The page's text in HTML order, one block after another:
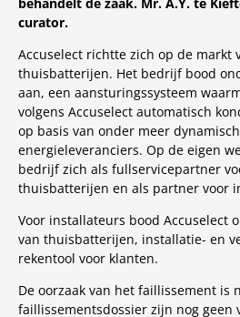
curator.
Accuselect richtte zich op de markt
thuisbatterijen. Het bedrijf bood
aan, een aansturingssysteem
volgens Accuselect automatisch
op basis van onder meer
energieleveranciers. Op de eigen
bedrijf zich als fullservicepartner
thuisbatterijen en als partner voor
Voor installateurs bood Accuselect
van thuisbatterijen, installatie- en
rekentool voor klanten.
De oorzaak van het faillissement is
faillissementsdossier zijn nog geen